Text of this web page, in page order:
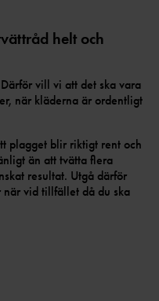
helt och
vill vi att det ska vara
när kläderna är ordentligt
plagget blir riktigt rent och
än att tvätta flera
resultat. Utgå därför
vid tillfället då du ska